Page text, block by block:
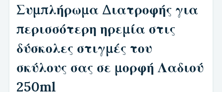
Συμπλήρωμα Διατροφής για
περισσότερη ηρεμία στις
δύσκολες στιγμές του
σκύλους σας σε μορφή Λαδιού
250ml